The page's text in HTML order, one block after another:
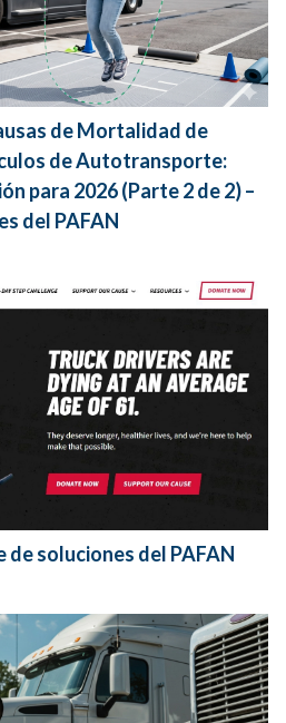
de Mortalidad de
de Autotransporte:
para 2026 (Parte 2 de 2) –
del PAFAN
soluciones del PAFAN